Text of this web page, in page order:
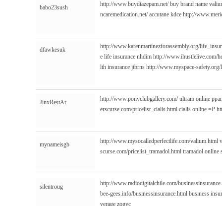
babo23sush http://www.buydiazepam.net/buy brand name
ncaremedication.net/accutane kdce http://
dfawkesuk
http://www.karenmartinezforassembly.org/
e life insurance nhdim http://www.ihustlelive.com/
lth insurance jtbrns http://www.myspace-
JinxRestAr http://www.ponyclubgallery.com/ultram online
erscurse.com/pricelist_cialis.html cialis online =P
mynameisgb http://www.mysocalledperfectlife.com/valium.html
scurse.com/pricelist_tramadol.html tramadol online
silentroug
http://www.radiodigitalchile.com/
bee-gees.info/businessinsurance.html business
verage zogyc